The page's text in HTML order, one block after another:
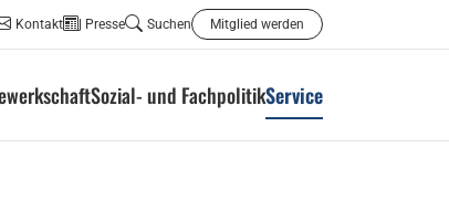
Kontakt Presse Suchen Mitglied werden
Sozial- und FachpolitikService